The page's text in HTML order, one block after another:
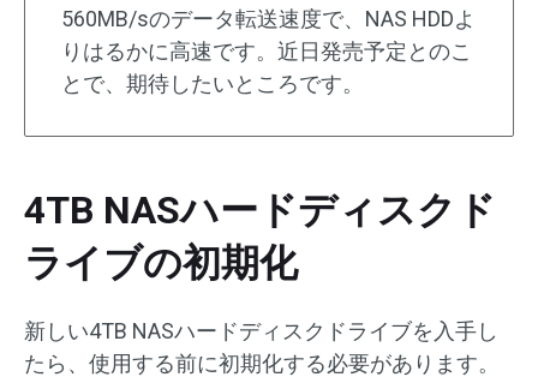
560MB/sのデータ転送速度で、NAS HDDよ
りはるかに高速です。近日発売予定とのこ
とで、期待したいところです。
4TB NASハードディスクド
ライブの初期化
新しい4TB NASハードディスクドライブを入手し
たら、使用する前に初期化する必要があります。